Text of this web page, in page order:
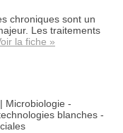
chroniques sont un
Les traitements
la fiche »
Microbiologie -
blanches -